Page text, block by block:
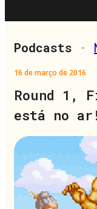
Podcasts ·
16 de março de 2016
Round 1,
está no ar!